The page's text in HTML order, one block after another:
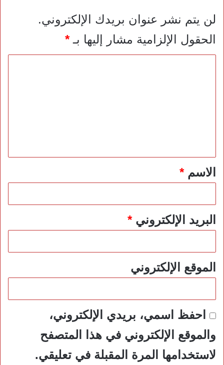
لن يتم نشر عنوان بريدك الإلكتروني.
الحقول الإلزامية مشار إليها بـ*
*الاسم*
البريد الإلكتروني*
الموقع الإلكتروني
احفظ اسمي، بريدي الإلكتروني،
والموقع الإلكتروني في هذا المتصفح
لاستخدامها المرة المقبلة في تعليقي.